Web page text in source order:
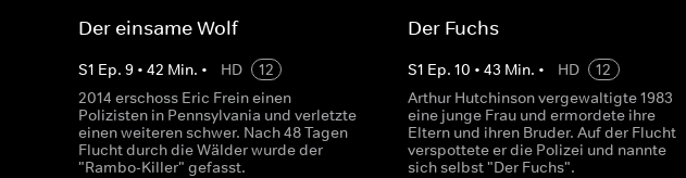
Der einsame Wolf
S1 Ep. 9 • 42 Min. • HD
12
2014 erschoss Eric Frein einen
Polizisten in Pennsylvania und verletzte
einen weiteren schwer. Nach 48 Tagen
Flucht durch die Wälder wurde der
"Rambo-Killer" gefasst.
Der Fuchs
S1 Ep.10 •43 Min. • HD
12
Arthur Hutchinson vergewaltigte 1983
eine junge Frau und ermordete ihre
Eltern und ihren Bruder. Auf der Flucht
verspottete er die Polizei und nannte
sich selbst "Der Fuchs".